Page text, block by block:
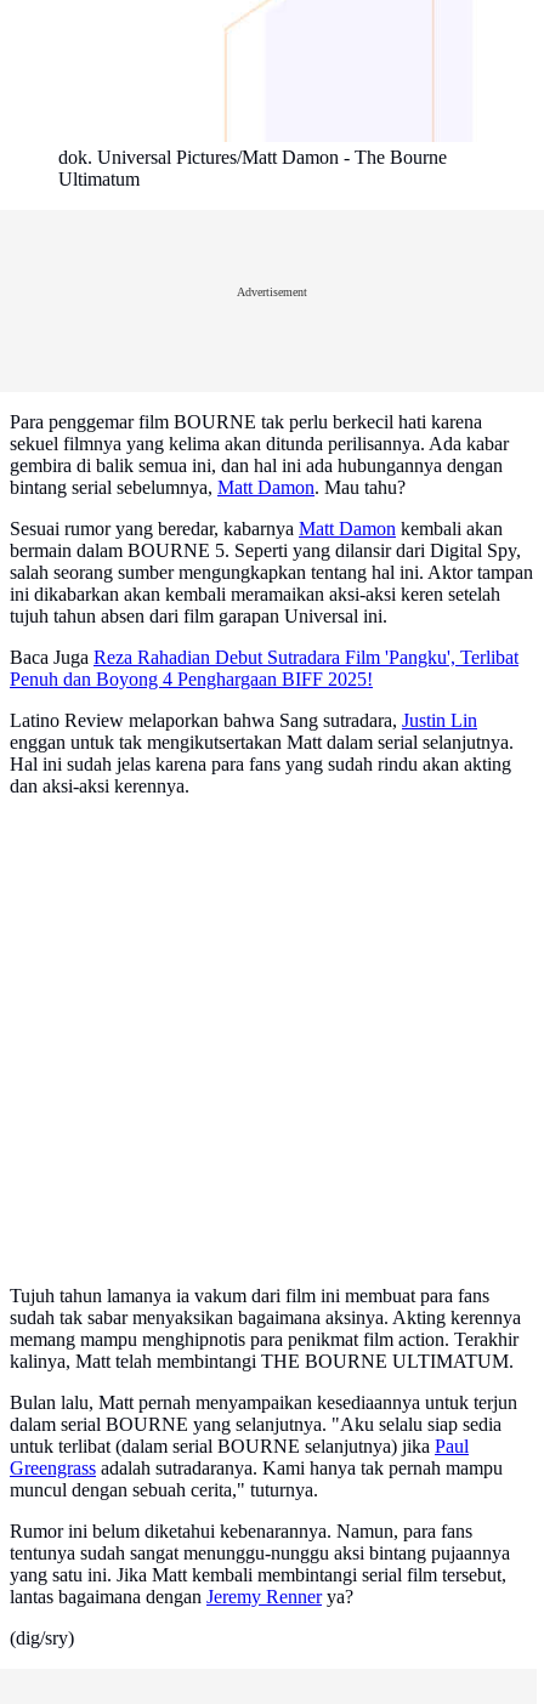
dok. Universal Pictures/Matt Damon - The Bourne
Ultimatum
Advertisement
Para penggemar film BOURNE tak perlu berkecil hati karena
sekuel filmnya yang kelima akan ditunda perilisannya. Ada kabar
gembira di balik semua ini, dan hal ini ada hubungannya dengan
bintang serial sebelumnya, Matt Damon. Mau tahu?
Sesuai rumor yang beredar, kabarnya Matt Damon kembali akan
bermain dalam BOURNE 5. Seperti yang dilansir dari Digital Spy,
salah seorang sumber mengungkapkan tentang hal ini. Aktor tampan
ini dikabarkan akan kembali meramaikan aksi-aksi keren setelah
tujuh tahun absen dari film garapan Universal ini.
Baca Juga Reza Rahadian Debut Sutradara Film 'Pangku', Terlibat
Penuh dan Boyong 4 Penghargaan BIFF 2025!
Latino Review melaporkan bahwa Sang sutradara, Justin Lin
enggan untuk tak mengikutsertakan Matt dalam serial selanjutnya.
Hal ini sudah jelas karena para fans yang sudah rindu akan akting
dan aksi-aksi kerennya.
Tujuh tahun lamanya ia vakum dari film ini membuat para fans
sudah tak sabar menyaksikan bagaimana aksinya. Akting kerennya
memang mampu menghipnotis para penikmat film action. Terakhir
kalinya, Matt telah membintangi THE BOURNE ULTIMATUM.
Bulan lalu, Matt pernah menyampaikan kesediaannya untuk terjun
dalam serial BOURNE yang selanjutnya. "Aku selalu siap sedia
untuk terlibat (dalam serial BOURNE selanjutnya) jika Paul
Greengrass adalah sutradaranya. Kami hanya tak pernah mampu
muncul dengan sebuah cerita," tuturnya.
Rumor ini belum diketahui kebenarannya. Namun, para fans
tentunya sudah sangat menunggu-nunggu aksi bintang pujaannya
yang satu ini. Jika Matt kembali membintangi serial film tersebut,
lantas bagaimana dengan Jeremy Rennerya?
(dig/sry)